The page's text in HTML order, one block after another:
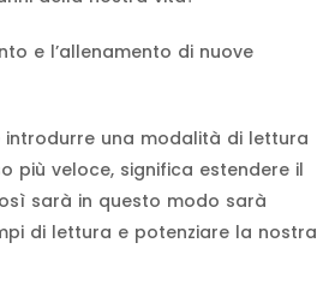
e l’allenamento di nuove
una modalità di lettura
più veloce, significa estendere il
sarà in questo modo sarà
di lettura e potenziare la nostra